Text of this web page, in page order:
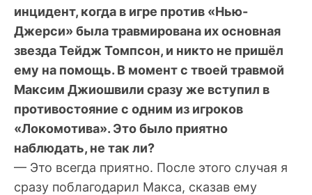
инцидент, когда в игре против «Нью-
Джерси» была травмирована их основная
звезда Тейдж Томпсон, и никто не пришёл
ему на помощь. В момент с твоей травмой
Максим Джиошвили сразу же вступил в
противостояние с одним из игроков
«Локомотива». Это было приятно
наблюдать, не так ли?
— Это всегда приятно. После этого случая я
сразу поблагодарил Макса, сказав ему